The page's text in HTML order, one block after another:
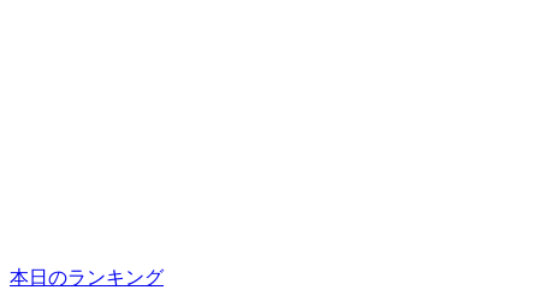
本日のランキング